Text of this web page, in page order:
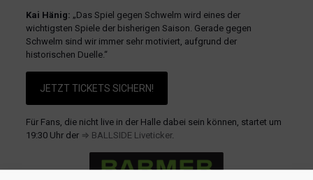
Kai Hänig: „Das Spiel gegen Schwelm wird eines der
wichtigsten Spiele der bisherigen Saison. Gerade gegen
Schwelm sind wir immer sehr motiviert, aufgrund der
historischen Duelle.“
JETZT TICKETS SICHERN!
Für Fans, die nicht live in der Halle dabei sein können, startet um
19:30 Uhr der ⇒ BALLSIDE Liveticker.